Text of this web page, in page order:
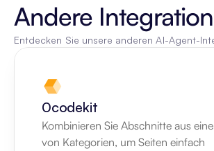
Andere
Entdecken Sie unsere anderen AI-Agent-
0codekit
Kombinieren Sie Abschnitte aus
von Kategorien, um Seiten einfach